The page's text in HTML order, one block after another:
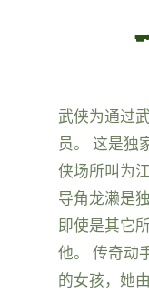
武侠为通过
员。 这是独
侠场所叫为
导角龙濑是
即使是其它
他。 传奇动
的女孩，她